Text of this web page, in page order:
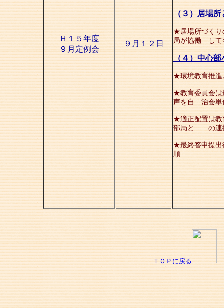
Ｈ１５年度
９月定例会
９月１２日
（３）居場
★居場所づくり
局が協働 して
（４）中心
★環境教育推進
★教育委員会は
声を自 治会単
★適正配置は教
部局と の連
★最終答申提出
順
ＴＯＰに戻る